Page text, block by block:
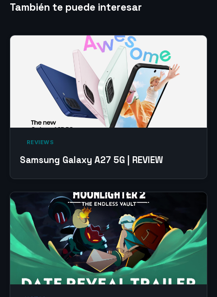
También te puede interesar
‎ REVIEWS‎
Samsung Galaxy A27 5G | REVIEW